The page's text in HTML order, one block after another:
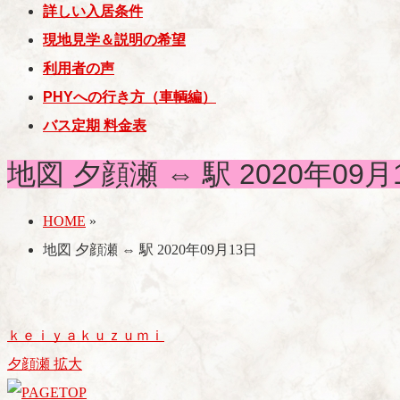
詳しい入居条件
現地見学＆説明の希望
利用者の声
PHYへの行き方（車輌編）
バス定期 料金表
地図 夕顔瀬 ⇔ 駅 2020年09月
HOME »
地図 夕顔瀬 ⇔ 駅 2020年09月13日
ｋｅｉｙａｋｕｚｕｍｉ
夕顔瀬 拡大